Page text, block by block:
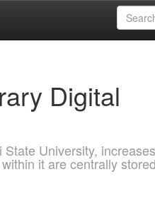
Digital
University,
it are centrally